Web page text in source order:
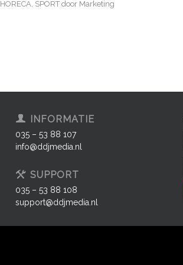
HORECA, SPORT door Marketing
INFORMATIE
035 – 53 88 107
info@ddjmedia.nl
SUPPORT
035 – 53 88 108
support@ddjmedia.nl